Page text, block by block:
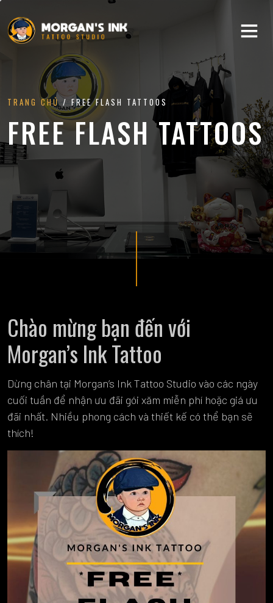
TRANG CHỦ / FREE FLASH TATTOOS
FREE FLASH TATTOOS
Chào mừng bạn đến với
Morgan’s Ink Tattoo
Dừng chân tại Morgan’s Ink Tattoo Studio vào các ngày
cuối tuần để nhận ưu đãi gói xăm miễn phí hoặc giá ưu
đãi nhất. Nhiều phong cách và thiết kế có thể bạn sẽ
thích!